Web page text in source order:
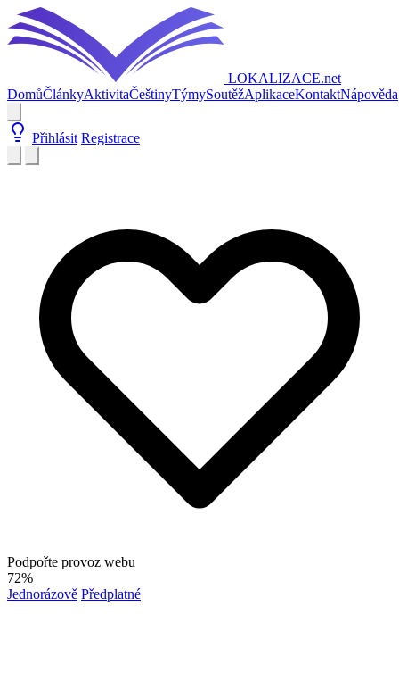
LOKALIZACE.net
DomůČlánkyAktivitaČeštinyTýmySoutěžAplikaceKontaktNápověda
Přihlásit Registrace
Podpořte provoz webu
72%
Jednorázově Předplatné